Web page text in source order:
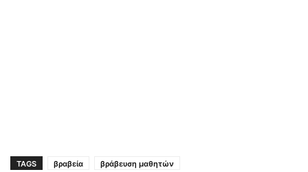
TAGS βραβεία
βράβευση μαθητών